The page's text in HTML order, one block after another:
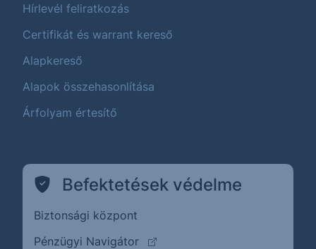
Hírlevél feliratkozás
Certifikát és warrant kereső
Alapkereső
Alapok összehasonlítása
Árfolyam értesítő
Befektetések védelme
Biztonsági központ
Pénzügyi Navigátor
(külső oldalra ugrik)